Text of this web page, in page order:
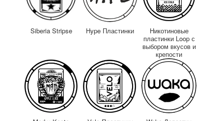
Siberia Stripse Hype Пластинки
Никотиновые
пластинки Loop с
выбором вкусов и
крепости